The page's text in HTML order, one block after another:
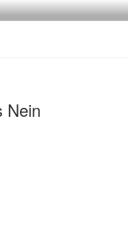
Nein